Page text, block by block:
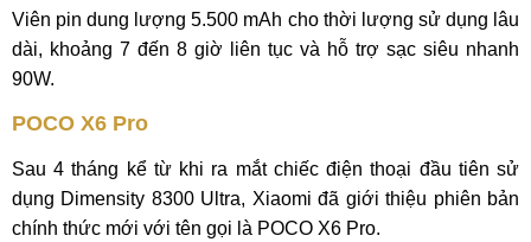
Viên pin dung lượng 5.500 mAh cho thời lượng sử dụng lâu
dài, khoảng 7 đến 8 giờ liên tục và hỗ trợ sạc siêu nhanh
90W.
POCO X6 Pro
Sau 4 tháng kể từ khi ra mắt chiếc điện thoại đầu tiên sử
dụng Dimensity 8300 Ultra, Xiaomi đã giới thiệu phiên bản
chính thức mới với tên gọi là POCO X6 Pro.